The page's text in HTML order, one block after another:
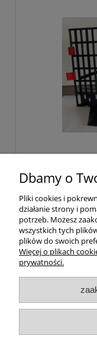
Płotek
zawiera
Dbamy o
Pliki cookies i
działanie strony i
potrzeb. Możesz
wszystkich tych
plików do swoich
Więcej o plikach
prywatności.